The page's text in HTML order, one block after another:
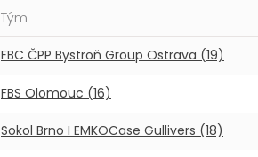
Tým
FBC ČPP Bystroň Group Ostrava (19)
FBS Olomouc (16)
Sokol Brno I EMKOCase Gullivers (18)